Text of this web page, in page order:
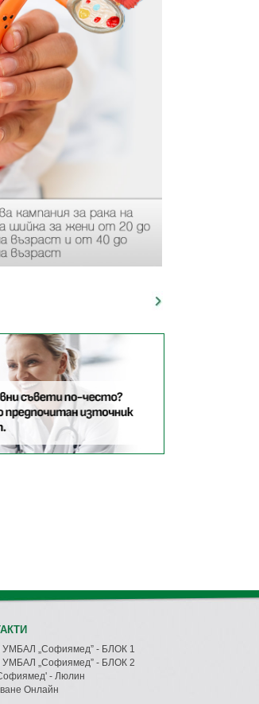
УМБАЛ „Софиямед” - БЛОК 1
УМБАЛ „Софиямед” - БЛОК 2
- Люлин
Онлайн